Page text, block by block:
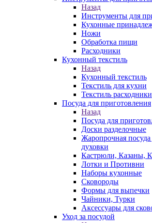
Назад
Инструменты для
Кухонные
Ножи
Обработка пищи
Расходники
Кухонный текстиль
Назад
Кухонный текстиль
Текстиль для кухни
Текстиль расходники
Посуда для приготовления
Назад
Посуда для
Доски разделочные
Жаропрочная
духовки
Кастрюли, Казаны,
Лотки и Противни
Наборы кухонные
Сковороды
Формы для выпечки
Чайники, Турки
Аксессуары для
Уход за посудой